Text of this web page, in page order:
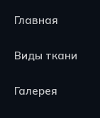
Главная
Виды ткани
Галерея